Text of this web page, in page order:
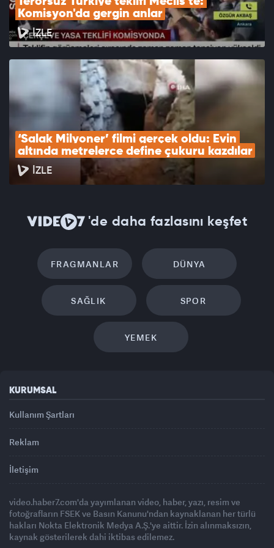
Komisyon'da gergin anlar
İZLE
‘Salak Milyoner’ filmi gerçek oldu: Evin
altında metrelerce define çukuru kazdılar
İZLE
'de daha fazlasını keşfet
FRAGMANLAR DÜNYA
SAĞLIK SPOR
YEMEK
KURUMSAL
Kullanım Şartları
Reklam
İletişim
video.haber7.com'da yayımlanan video, haber, yazı, resim ve
fotoğrafların FSEK ve Basın Kanunu'ndan kaynaklanan her türlü
hakları Nokta Elektronik Medya A.Ş.'ye aittir. İzin alınmaksızın,
kaynak gösterilerek dahi iktibas edilemez.